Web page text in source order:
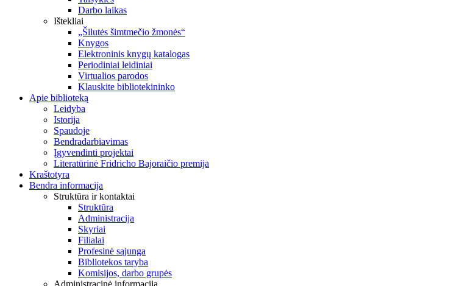
Darbo laikas
Ištekliai
„Šilutės šimtmečio žmonės“
Knygos
Elektroninis knygų katalogas
Periodiniai leidiniai
Virtualios parodos
Klauskite bibliotekininko
Apie biblioteką
Leidyba
Istorija
Spaudoje
Bendradarbiavimas
Įgyvendinti projektai
Literatūrinė Fridricho Bajoraičio premija
Kraštotyra
Bendra informacija
Struktūra ir kontaktai
Struktūra
Administracija
Skyriai
Filialai
Profesinė sąjunga
Bibliotekos taryba
Komisijos, darbo grupės
Administracinė informacija